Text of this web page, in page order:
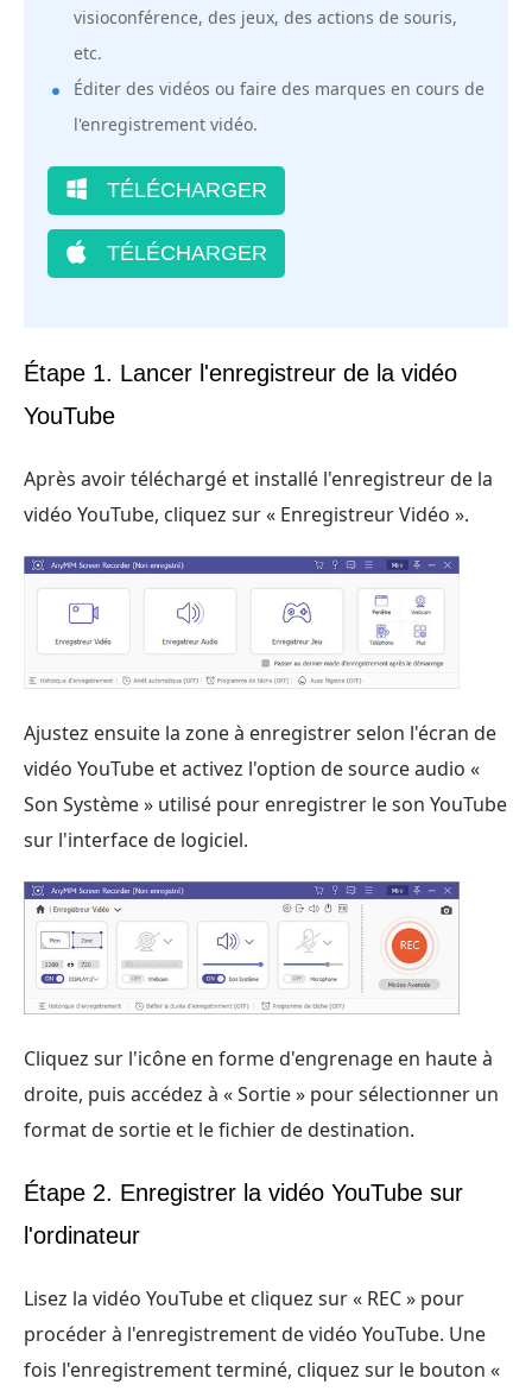
visioconférence, des jeux, des actions de souris,
etc.
Éditer des vidéos ou faire des marques en cours de
l'enregistrement vidéo.
TÉLÉCHARGER
TÉLÉCHARGER
Étape 1. Lancer l'enregistreur de la vidéo
YouTube
Après avoir téléchargé et installé l'enregistreur de la
vidéo YouTube, cliquez sur « Enregistreur Vidéo ».
Ajustez ensuite la zone à enregistrer selon l'écran de
vidéo YouTube et activez l'option de source audio «
Son Système » utilisé pour enregistrer le son YouTube
sur l'interface de logiciel.
Cliquez sur l'icône en forme d'engrenage en haute à
droite, puis accédez à « Sortie » pour sélectionner un
format de sortie et le fichier de destination.
Étape 2. Enregistrer la vidéo YouTube sur
l'ordinateur
Lisez la vidéo YouTube et cliquez sur « REC » pour
procéder à l'enregistrement de vidéo YouTube. Une
fois l'enregistrement terminé, cliquez sur le bouton «